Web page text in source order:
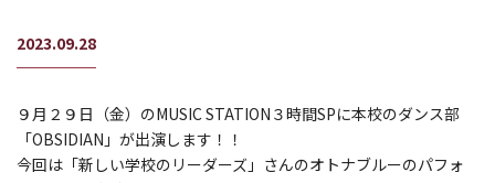
2023.09.28
９月２９日（金）のMUSIC STATION３時間SPに本校のダンス部
「OBSIDIAN」が出演します！！
今回は「新しい学校のリーダーズ」さんのオトナブルーのパフォ